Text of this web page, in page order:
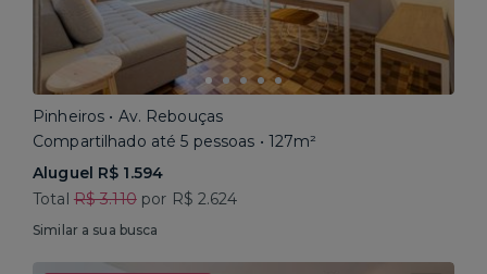
Pinheiros • Av. Rebouças
Compartilhado até 5 pessoas • 127m²
Aluguel R$ 1.594
Total R$ 3.110por R$ 2.624
Similar a sua busca